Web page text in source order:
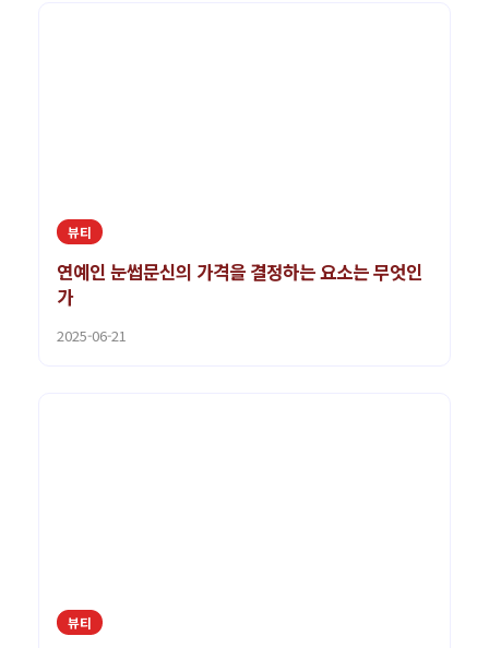
뷰티
연예인 눈썹문신의 가격을 결정하는 요소는 무엇인
가
2025-06-21
뷰티